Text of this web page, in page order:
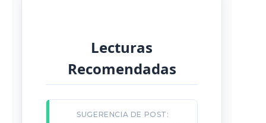
Lecturas
Recomendadas
SUGERENCIA DE POST: